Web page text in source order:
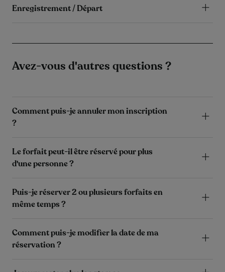
Enregistrement / Départ
Avez-vous d'autres questions ?
Comment puis-je annuler mon inscription
?
Le forfait peut-il être réservé pour plus
d'une personne ?
Puis-je réserver 2 ou plusieurs forfaits en
même temps ?
Comment puis-je modifier la date de ma
réservation ?